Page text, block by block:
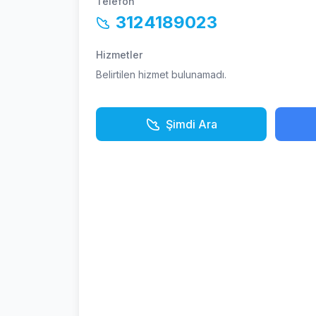
3124189023
Hizmetler
Belirtilen hizmet bulunamadı.
Şimdi Ara